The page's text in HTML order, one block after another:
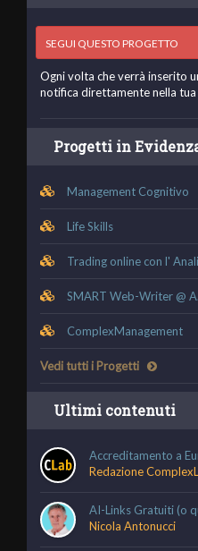
SEGUI QUESTO PROGETTO
Ogni volta che verrà inserito
notifica direttamente nella tua
Progetti in
Management Cognitivo
Life Skills
Trading online con l'
SMART Web-Writer @
ComplexManagement
Vedi tutti i Progetti
Ultimi contenuti
Accreditamento a
Redazione
AI-Links Gratuiti (o
Nicola Antonucci